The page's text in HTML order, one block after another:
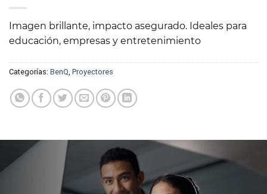
Imagen brillante, impacto asegurado. Ideales para
educación, empresas y entretenimiento
Categorías: BenQ Proyectores